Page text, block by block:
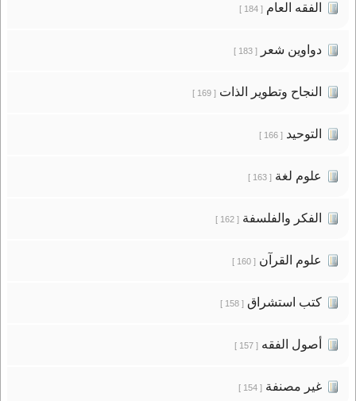
الفقه العام[ 184 ]
دواوين شعر[ 183 ]
النجاح وتطوير الذات[ 169 ]
التوحيد[ 166 ]
علوم لغة[ 163 ]
الفكر والفلسفة[ 162 ]
علوم القرآن[ 160 ]
كتب استشراق[ 158 ]
أصول الفقه[ 157 ]
غير مصنفة[ 154 ]